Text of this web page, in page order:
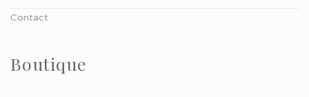
Contact
Boutique